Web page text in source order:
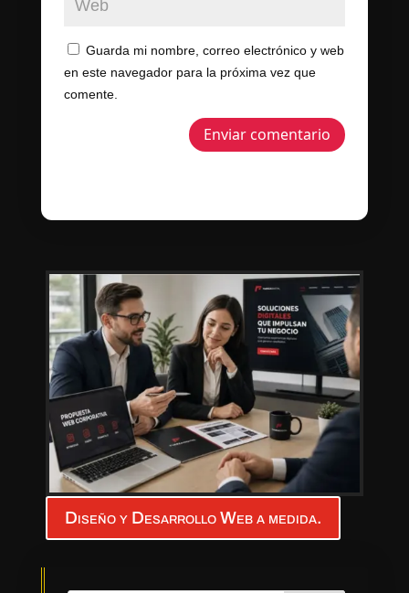
Guarda mi nombre, correo electrónico y web
en este navegador para la próxima vez que
comente.
Enviar comentario
Diseño y Desarrollo Web a medida.